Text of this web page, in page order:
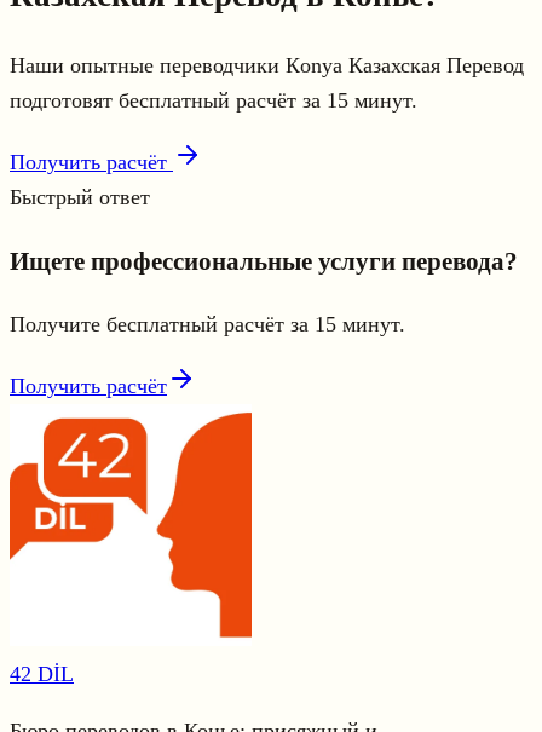
Наши опытные переводчики Кonya Казахская Перевод
подготовят бесплатный расчёт за 15 минут.
Получить расчёт
Быстрый ответ
Ищете профессиональные услуги перевода?
Получите бесплатный расчёт за 15 минут.
Получить расчёт
42 DİL